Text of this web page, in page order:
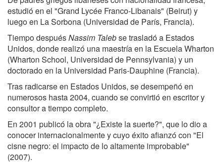
estudió en el "Grand Lycée Franco-Libanais" (Beirut) y
luego en La Sorbona (Universidad de París, Francia).
Tiempo despuésNassim Talebse trasladó a Estados
Unidos, donde realizó una maestría en la Escuela Wharton
(Wharton School, Universidad de Pennsylvania) y un
doctorado en la Universidad Paris-Dauphine (Francia).
Tras radicarse en Estados Unidos, se desempeñó en
numerosos hasta 2004, cuando se convirtió en escritor y
consultor a tiempo completo.
En 2001 publicó la obra "¿Existe la suerte?", que lo dio a
conocer internacionalmente y cuyo éxito afianzó con "El
cisne negro: el impacto de lo altamente improbable"
(2007).